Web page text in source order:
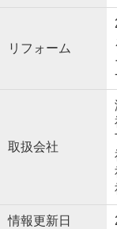
リフォーム
取扱会社
情報更新日